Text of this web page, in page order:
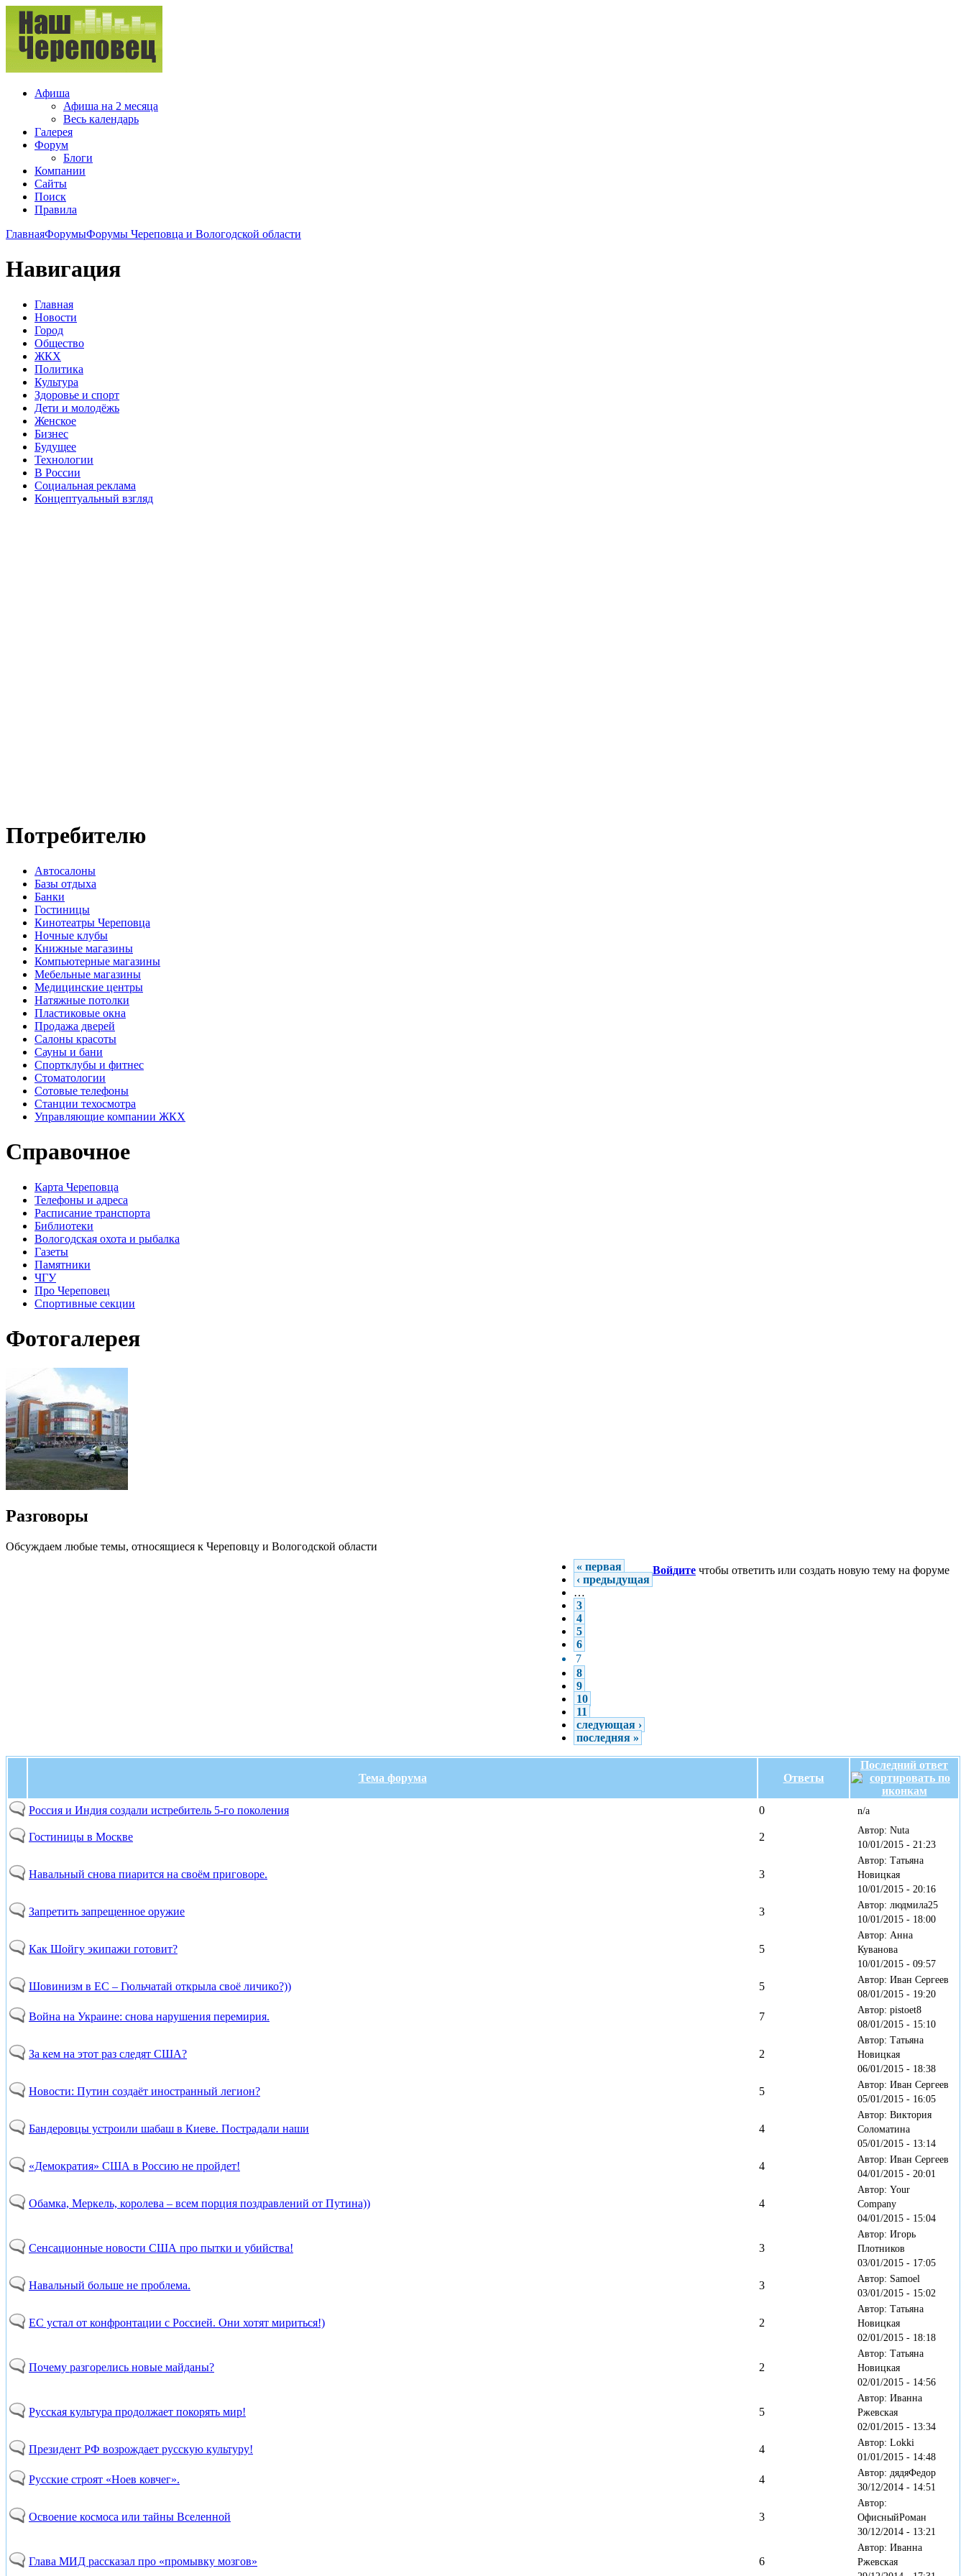
Афиша
Афиша на 2 месяца
Весь календарь
Галерея
Форум
Блоги
Компании
Сайты
Поиск
Правила
ГлавнаяФорумыФорумы Череповца и Вологодской области
Навигация
Главная
Новости
Город
Общество
ЖКХ
Политика
Культура
Здоровье и спорт
Дети и молодёжь
Женское
Бизнес
Будущее
Технологии
В России
Социальная реклама
Концептуальный взгляд
Потребителю
Автосалоны
Базы отдыха
Банки
Гостиницы
Кинотеатры Череповца
Ночные клубы
Книжные магазины
Компьютерные магазины
Мебельные магазины
Медицинские центры
Натяжные потолки
Пластиковые окна
Продажа дверей
Салоны красоты
Сауны и бани
Спортклубы и фитнес
Стоматологии
Сотовые телефоны
Станции техосмотра
Управляющие компании ЖКХ
Справочное
Карта Череповца
Телефоны и адреса
Расписание транспорта
Библиотеки
Вологодская охота и рыбалка
Газеты
Памятники
ЧГУ
Про Череповец
Спортивные секции
Фотогалерея
Разговоры
Обсуждаем любые темы, относящиеся к Череповцу и Вологодской области
Войдите чтобы ответить или создать новую тему на форуме
« первая
‹ предыдущая
…
3
4
5
6
7
8
9
10
11
следующая ›
последняя »
Тема форума Ответы
Последний ответ
Россия и Индия создали истребитель 5-го поколения 0 n/a
Гостиницы в Москве 2
Автор: Nuta
10/01/2015 - 21:23
Навальный снова пиарится на своём приговоре. 3
Автор: Татьяна
Новицкая
10/01/2015 - 20:16
Запретить запрещенное оружие 3
Автор: людмила25
10/01/2015 - 18:00
Как Шойгу экипажи готовит? 5
Автор: Анна
Куванова
10/01/2015 - 09:57
Шовинизм в ЕС – Гюльчатай открыла своё личико?)) 5
Автор: Иван Сергеев
08/01/2015 - 19:20
Война на Украине: снова нарушения перемирия. 7
Автор: pistoet8
08/01/2015 - 15:10
За кем на этот раз следят США? 2
Автор: Татьяна
Новицкая
06/01/2015 - 18:38
Новости: Путин создаёт иностранный легион? 5
Автор: Иван Сергеев
05/01/2015 - 16:05
Бандеровцы устроили шабаш в Киеве. Пострадали наши 4
Автор: Виктория
Соломатина
05/01/2015 - 13:14
«Демократия» США в Россию не пройдет! 4
Автор: Иван Сергеев
04/01/2015 - 20:01
Обамка, Меркель, королева – всем порция поздравлений от Путина)) 4
Автор: Your
Company
04/01/2015 - 15:04
Сенсационные новости США про пытки и убийства! 3
Автор: Игорь
Плотников
03/01/2015 - 17:05
Навальный больше не проблема. 3
Автор: Samoel
03/01/2015 - 15:02
ЕС устал от конфронтации с Россией. Они хотят мириться!) 2
Автор: Татьяна
Новицкая
02/01/2015 - 18:18
Почему разгорелись новые майданы? 2
Автор: Татьяна
Новицкая
02/01/2015 - 14:56
Русская культура продолжает покорять мир! 5
Автор: Иванна
Ржевская
02/01/2015 - 13:34
Президент РФ возрождает русскую культуру! 4
Автор: Lokki
01/01/2015 - 14:48
Русские строят «Ноев ковчег». 4
Автор: дядяФедор
30/12/2014 - 14:51
Освоение космоса или тайны Вселенной 3
Автор:
ОфисныйРоман
30/12/2014 - 13:21
Глава МИД рассказал про «промывку мозгов» 6
Автор: Иванна
Ржевская